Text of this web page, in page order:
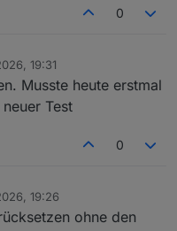
0
19:31
Musste heute erstmal
Test
0
19:26
ohne den